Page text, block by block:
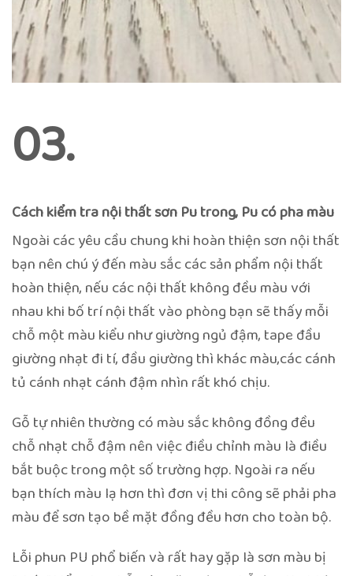
03.
Cách kiểm tra nội thất sơn Pu trong, Pu có pha màu
Ngoài các yêu cầu chung khi hoàn thiện sơn nội thất
bạn nên chú ý đến màu sắc các sản phẩm nội thất
hoàn thiện, nếu các nội thất không đều màu với
nhau khi bố trí nội thất vào phòng bạn sẽ thấy mỗi
chỗ một màu kiểu như giường ngủ đậm, tape đầu
giường nhạt đi tí, đầu giường thì khác màu,các cánh
tủ cánh nhạt cánh đậm nhìn rất khó chịu.
Gỗ tự nhiên thường có màu sắc không đồng đều
chỗ nhạt chỗ đậm nên việc điều chỉnh màu là điều
bắt buộc trong một số trường hợp. Ngoài ra nếu
bạn thích màu lạ hơn thì đơn vị thi công sẽ phải pha
màu để sơn tạo bề mặt đồng đều hơn cho toàn bộ.
Lỗi phun PU phổ biến và rất hay gặp là sơn màu bị